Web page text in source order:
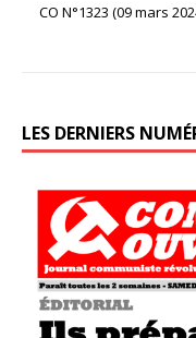
CO N°1323 (09 mars
LES DERNIERS